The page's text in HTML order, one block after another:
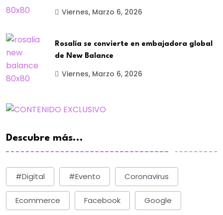
Viernes, Marzo 6, 2026
Rosalía se convierte en embajadora global
de New Balance
Viernes, Marzo 6, 2026
Descubre más...
#digital #evento Coronavirus
Ecommerce Facebook Google